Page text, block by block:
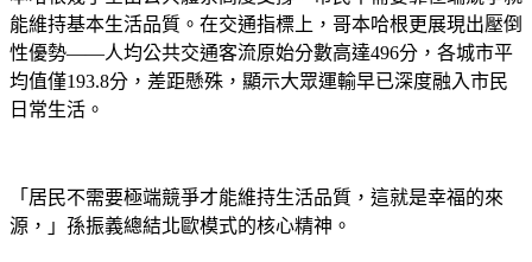
能維持基本生活品質。 在交通指標上，哥本哈根更展現出壓倒
性優勢——人均公共交通客流原始分數高達496分，各城市平
均值僅193.8分，差距懸殊，顯示大眾運輸早已深度融入市民
日常生活。
「居民不需要極端競爭才能維持生活品質，這就是幸福的來
源，」孫振義總結北歐模式的核心精神。